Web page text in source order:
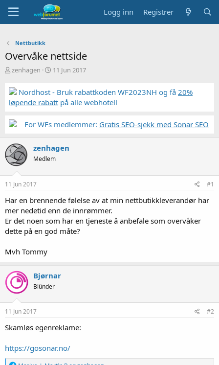
Logg inn Registrer
Nettbutikk
Overvåke nettside
T
å
d
s
a
e
r
zenhagen
S
r
t
a
11 Jun 2017
Nordhost - Bruk rabattkoden WF2023NH og få 20%
løpende rabatt på alle webhotell
For WFs medlemmer: Gratis SEO-sjekk med Sonar SEO
zenhagen
Medlem
11 Jun 2017 #1
Har en brennende følelse av at min nettbutikkleverandør har
mer nedetid enn de innrømmer.
Er det noen som har en tjeneste å anbefale som overvåker
dette på en god måte?
Mvh Tommy
Bjørnar
Blünder
11 Jun 2017 #2
Skamløs egenreklame:
https://gosonar.no/